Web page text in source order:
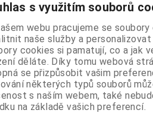
Nášivka - Železný
Dodání dny:skladem
s využitím souborů
webu pracujeme se
naše služby a personalizovat
cookies si pamatují, co a jak
děláte. Díky tomu webová
se přizpůsobit vašim
některých typů souborů
s naším webem, také
na základě vašich preferencí.